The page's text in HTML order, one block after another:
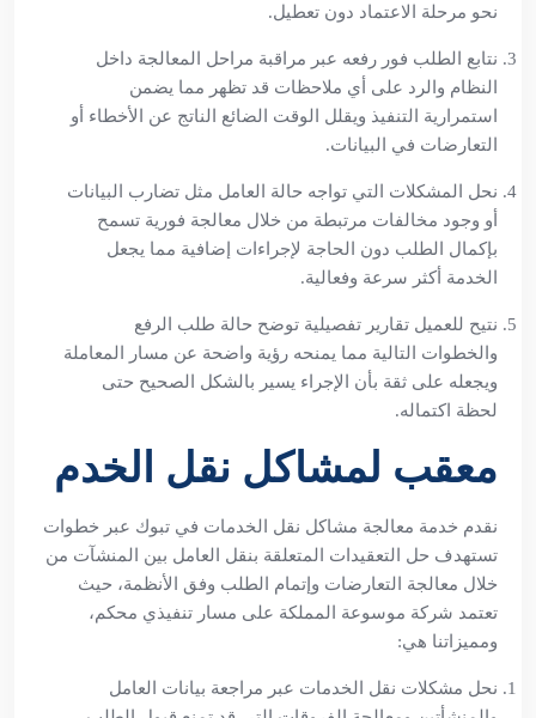
نحو مرحلة الاعتماد دون تعطيل.
نتابع الطلب فور رفعه عبر مراقبة مراحل المعالجة داخل
النظام والرد على أي ملاحظات قد تظهر مما يضمن
استمرارية التنفيذ ويقلل الوقت الضائع الناتج عن الأخطاء أو
التعارضات في البيانات.
نحل المشكلات التي تواجه حالة العامل مثل تضارب البيانات
أو وجود مخالفات مرتبطة من خلال معالجة فورية تسمح
بإكمال الطلب دون الحاجة لإجراءات إضافية مما يجعل
الخدمة أكثر سرعة وفعالية.
نتيح للعميل تقارير تفصيلية توضح حالة طلب الرفع
والخطوات التالية مما يمنحه رؤية واضحة عن مسار المعاملة
ويجعله على ثقة بأن الإجراء يسير بالشكل الصحيح حتى
لحظة اكتماله.
معقب لمشاكل نقل الخدم
نقدم خدمة معالجة مشاكل نقل الخدمات في تبوك عبر خطوات
تستهدف حل التعقيدات المتعلقة بنقل العامل بين المنشآت من
خلال معالجة التعارضات وإتمام الطلب وفق الأنظمة، حيث
تعتمد شركة موسوعة المملكة على مسار تنفيذي محكم،
ومميزاتنا هي:
نحل مشكلات نقل الخدمات عبر مراجعة بيانات العامل